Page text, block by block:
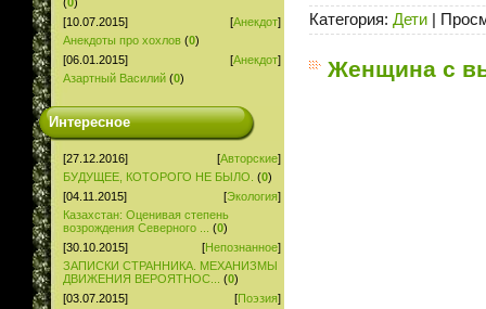
[10.07.2015]
[Анекдот]
Анекдоты про хохлов (0)
[06.01.2015]
[Анекдот]
Азартный Василий (0)
Интересное
[27.12.2016] [Авторские]
БУДУЩЕЕ, КОТОРОГО НЕ БЫЛО. (0)
[04.11.2015]
[Экология]
Казахстан: Оценивая степень
возрождения Северного ...
(0)
[30.10.2015]
[Непознанное]
ЗАПИСКИ СТРАННИКА. МЕХАНИЗМЫ
ДВИЖЕНИЯ ВЕРОЯТНОС...
(0)
[03.07.2015]
[Поэзия]
Категория: Дети |
Женщина с